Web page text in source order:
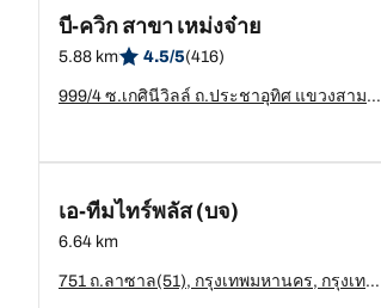
บี-ควิก สาขา เหม่งจ๋าย
5.88 km 4.5/5(416)
999/4 ซ.เกศินีวิลล์ ถ.ประชาอุทิศ แขวงสามเสนนอก เขตห้วยขวาง กรุงเทพมหานคร, กรุงเทพมหานคร - 10130
เอ-ทีมไทร์พลัส (บจ)
6.64 km
751 ถ.ลาซาล(51), กรุงเทพมหานคร, กรุงเทพมหานคร 10260 แขวงบางนา, กรุงเทพมหานคร - 10260